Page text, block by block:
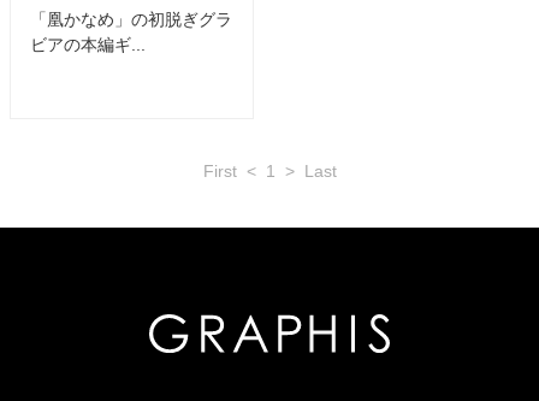
「凰かなめ」の初脱ぎグラ
ビアの本編ギ...
First < 1 > Last